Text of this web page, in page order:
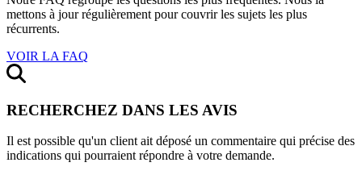
mettons à jour régulièrement pour couvrir les sujets les plus
récurrents.
VOIR LA FAQ
RECHERCHEZ DANS LES AVIS
Il est possible qu'un client ait déposé un commentaire qui précise des
indications qui pourraient répondre à votre demande.